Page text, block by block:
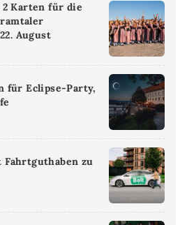
2 Karten für die
August
für Eclipse-Party,
Fahrtguthaben zu